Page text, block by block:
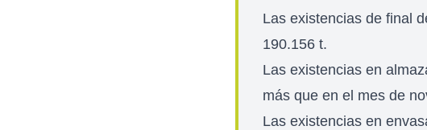
Las existencias de final
190.156 t.
Las existencias en
más que en el mes de
Las existencias en